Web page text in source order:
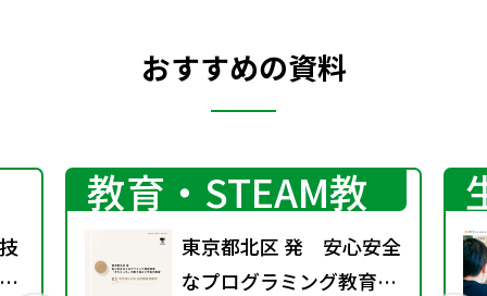
おすすめの資料
教育・STEAM教
育
東京都北区 発 安心安全
なプログラミング教育環